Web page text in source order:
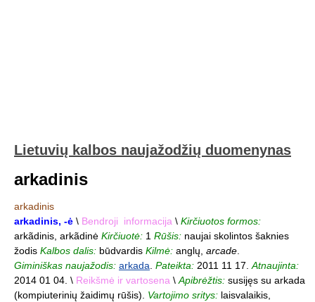
Lietuvių kalbos naujažodžių duomenynas
arkadinis
arkadinis
arkadinis, -ė \ Bendroji informacija \ Kirčiuotos formos:
arkãdinis, arkãdinė Kirčiuotė: 1 Rūšis: naujai skolintos šaknies
žodis Kalbos dalis: būdvardis Kilmė: anglų, arcade
Giminiškas naujažodis: arkada Pateikta: 2011 11 17. Atnaujinta:
2014 01 04. \ Reikšmė ir vartosena \ Apibrėžtis: susijęs su arkada
(kompiuterinių žaidimų rūšis). Vartojimo sritys: laisvalaikis,